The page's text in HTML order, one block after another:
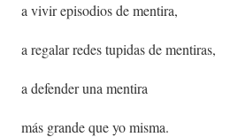
a vivir episodios de mentira,
a regalar redes tupidas de mentiras,
a defender una mentira
más grande que yo misma.